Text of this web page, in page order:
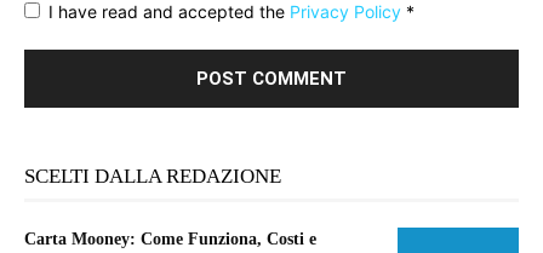
I have read and accepted the Privacy Policy *
SCELTI DALLA REDAZIONE
Carta Mooney: Come Funziona, Costi e